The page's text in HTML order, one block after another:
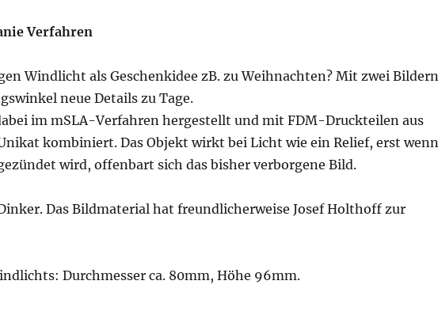
Verfahren
Windlicht als Geschenkidee zB. zu Weihnachten? Mit zwei
neue Details zu Tage.
im mSLA-Verfahren hergestellt und mit FDM-Druckteilen aus
kombiniert. Das Objekt wirkt bei Licht wie ein Relief, erst
wird, offenbart sich das bisher verborgene Bild.
Das Bildmaterial hat freundlicherweise Josef Holthoff zur
Durchmesser ca. 80mm, Höhe 96mm.